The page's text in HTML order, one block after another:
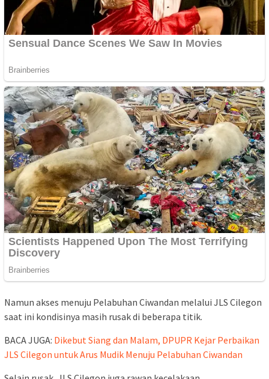
Namun akses menuju Pelabuhan Ciwandan melalui JLS Cilegon
saat ini kondisinya masih rusak di beberapa titik.
BACA JUGA: Dikebut Siang dan Malam, DPUPR Kejar Perbaikan
JLS Cilegon untuk Arus Mudik Menuju Pelabuhan Ciwandan